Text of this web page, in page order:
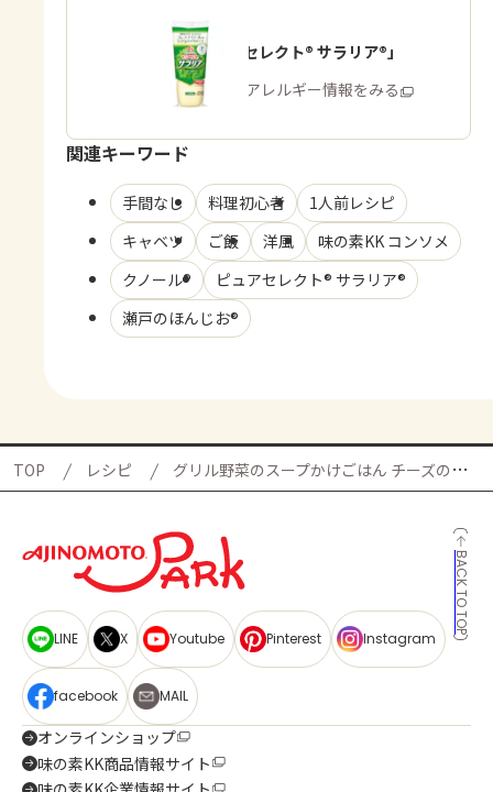
「ピュアセレクト® サラリア®」
商品・アレルギー情報をみる
関連キーワード
手間なし 料理初心者
1人前レシピ
キャベツ
ご飯 洋風
味の素KK コンソメ
クノール®
ピュアセレクト® サラリア®
瀬戸のほんじお®
TOP レシピ グリル野菜のスープかけごはん チーズのせの献立
BACK TO TOP
LINE X Youtube Pinterest Instagram
facebook MAIL
オンラインショップ
味の素KK商品情報サイト